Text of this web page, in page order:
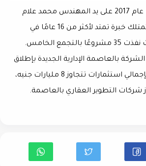
عام 2017 على يد المهندس محمد علام
خبرة تمتد لأكثر من 16 عامًا
في
نفذت 35 مشروعًا بالتجمع الخامس
.
بالعاصمة الإدارية الجديدة بإطلاق
استثمارات تتجاوز8 مليارات جنيه
،
شركات التطوير العقاري بالعاصمة.